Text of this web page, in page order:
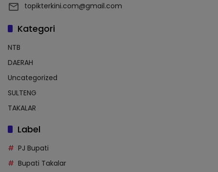
topikterkini.com@gmail.com
Kategori
NTB
DAERAH
Uncategorized
SULTENG
TAKALAR
Label
PJ Bupati
Bupati Takalar